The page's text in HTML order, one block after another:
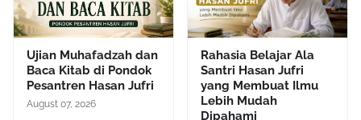
Ujian Muhafadzah dan
Baca Kitab di Pondok
Pesantren Hasan Jufri
August 07, 2026
Rahasia Belajar Ala
Santri Hasan Jufri
yang Membuat Ilmu
Lebih Mudah
Dipahami